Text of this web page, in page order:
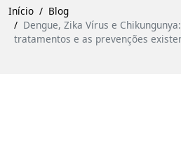
Início
Blog
Dengue, Zika Vírus e
tratamentos e as prevenções